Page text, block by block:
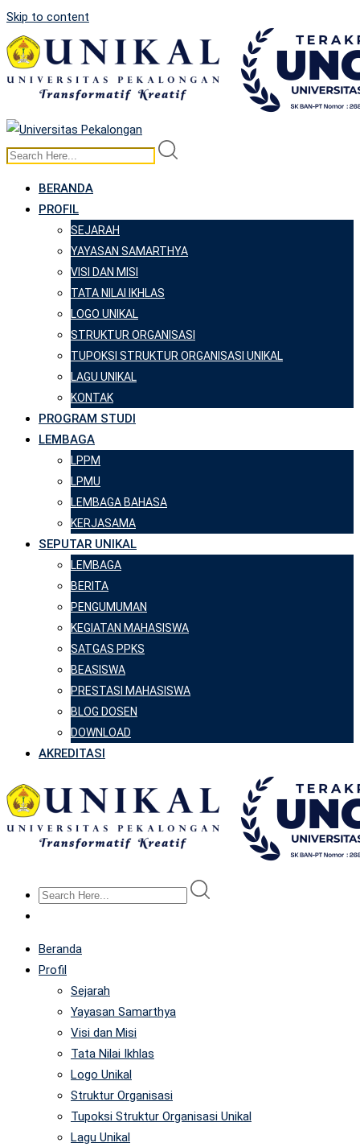
Skip to content
BERANDA
PROFIL
SEJARAH
YAYASAN SAMARTHYA
VISI DAN MISI
TATA NILAI IKHLAS
LOGO UNIKAL
STRUKTUR ORGANISASI
TUPOKSI STRUKTUR ORGANISASI UNIKAL
LAGU UNIKAL
KONTAK
PROGRAM STUDI
LEMBAGA
LPPM
LPMU
LEMBAGA BAHASA
KERJASAMA
SEPUTAR UNIKAL
LEMBAGA
BERITA
PENGUMUMAN
KEGIATAN MAHASISWA
SATGAS PPKS
BEASISWA
PRESTASI MAHASISWA
BLOG DOSEN
DOWNLOAD
AKREDITASI
Beranda
Profil
Sejarah
Yayasan Samarthya
Visi dan Misi
Tata Nilai Ikhlas
Logo Unikal
Struktur Organisasi
Tupoksi Struktur Organisasi Unikal
Lagu Unikal